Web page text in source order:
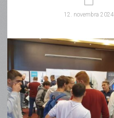
12. novembra 2024